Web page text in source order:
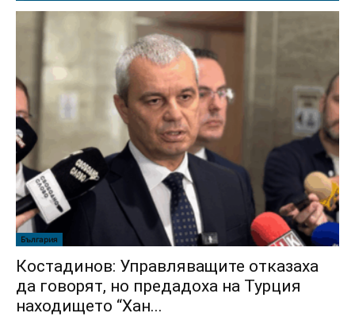
България
Костадинов: Управляващите отказаха
да говорят, но предадоха на Турция
находището “Хан...